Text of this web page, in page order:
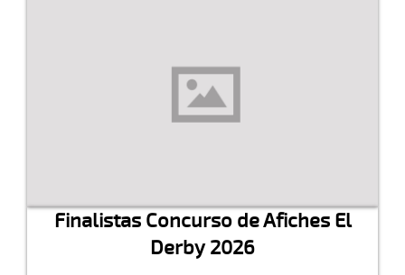
Finalistas Concurso de Afiches El
Derby 2026